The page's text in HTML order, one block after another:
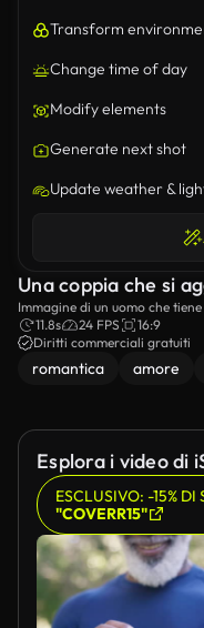
Transform
Change time of day
Modify elements
Generate next shot
Update weather &
Una coppia che si
Immagine di un uomo che
11.8s
24 FPS
16:9
Diritti commerciali gratuiti
romantica amore
Esplora i video di
ESCLUSIVO: -15%
"COVERR15"